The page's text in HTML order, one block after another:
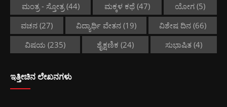
ಮಂತ್ರ - ಸ್ತೋತ್ರ(44) ಮಕ್ಕಳ ಕಥೆ(47) ಯೋಗ (5)
ವಚನ(27) ವಿದ್ಯಾರ್ಥಿ ವೇತನ(19) ವಿಶೇಷ ದಿನ (66)
ವಿಷಯ (235) ಶೈಕ್ಷಣಿಕ (24) ಸುಭಾಷಿತ (4)
ಇತ್ತೀಚಿನ ಲೇಖನಗಳು